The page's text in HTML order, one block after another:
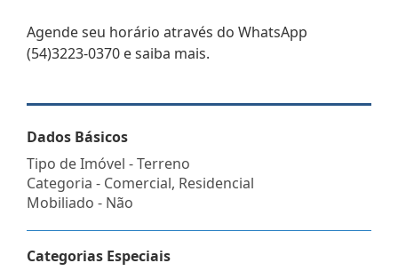
Agende seu horário através do WhatsApp
(54)3223-0370 e saiba mais.
Dados Básicos
Tipo de Imóvel - Terreno
Categoria - Comercial, Residencial
Mobiliado - Não
Categorias Especiais